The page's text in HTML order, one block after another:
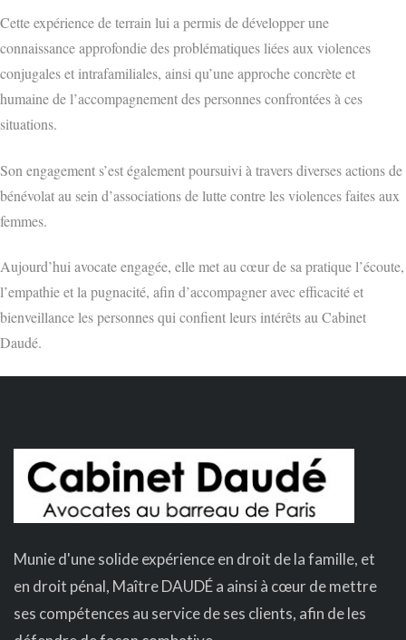
Cette expérience de terrain lui a permis de développer une
connaissance approfondie des problématiques liées aux violences
conjugales et intrafamiliales, ainsi qu’une approche concrète et
humaine de l’accompagnement des personnes confrontées à ces
situations.
Son engagement s’est également poursuivi à travers diverses actions de
bénévolat au sein d’associations de lutte contre les violences faites aux
femmes.
Aujourd’hui avocate engagée, elle met au cœur de sa pratique l’écoute,
l’empathie et la pugnacité, afin d’accompagner avec efficacité et
bienveillance les personnes qui confient leurs intérêts au Cabinet
Daudé.
Munie d'une solide expérience en droit de la famille, et
en droit pénal, Maître DAUDÉ a ainsi à cœur de mettre
ses compétences au service de ses clients, afin de les